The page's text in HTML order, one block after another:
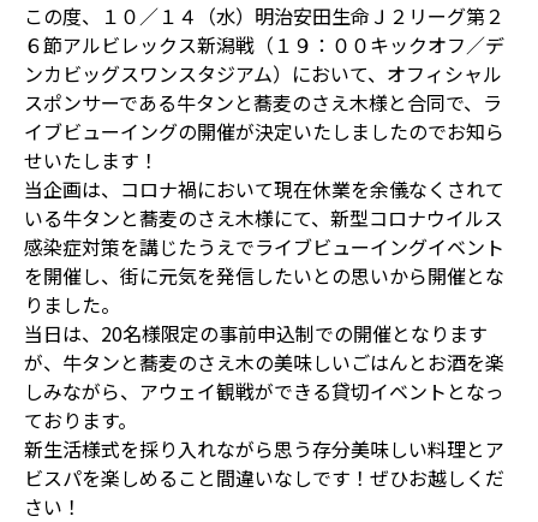
この度、１０／１４（水）明治安田生命Ｊ２リーグ第２
６節アルビレックス新潟戦（１９：００キックオフ／デ
ンカビッグスワンスタジアム）において、オフィシャル
スポンサーである牛タンと蕎麦のさえ木様と合同で、ラ
イブビューイングの開催が決定いたしましたのでお知ら
せいたします！
当企画は、コロナ禍において現在休業を余儀なくされて
いる牛タンと蕎麦のさえ木様にて、新型コロナウイルス
感染症対策を講じたうえでライブビューイングイベント
を開催し、街に元気を発信したいとの思いから開催とな
りました。
当日は、20名様限定の事前申込制での開催となります
が、牛タンと蕎麦のさえ木の美味しいごはんとお酒を楽
しみながら、アウェイ観戦ができる貸切イベントとなっ
ております。
新生活様式を採り入れながら思う存分美味しい料理とア
ビスパを楽しめること間違いなしです！ぜひお越しくだ
さい！